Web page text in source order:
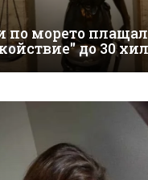
по морето
до 30